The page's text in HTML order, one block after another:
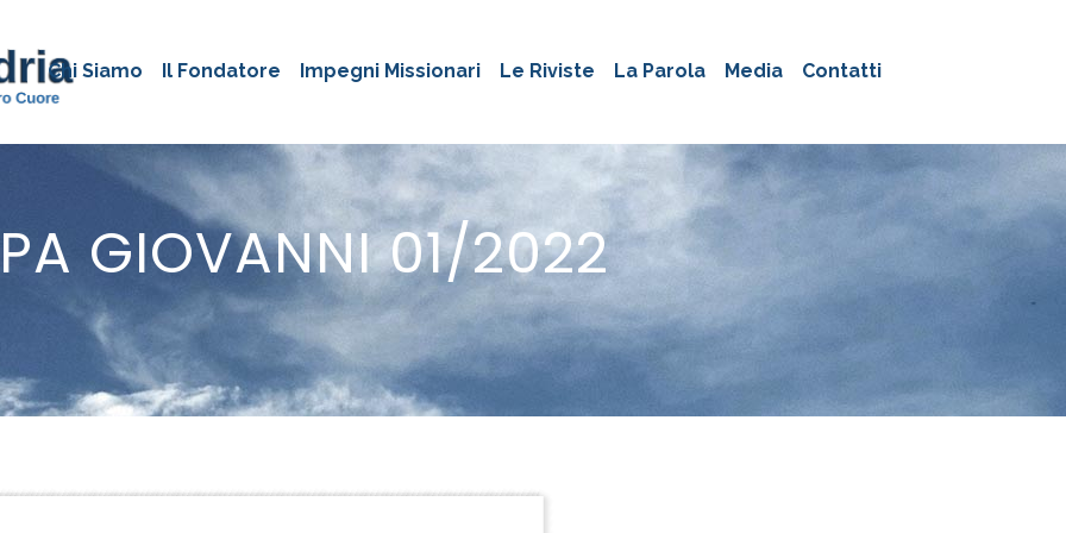
Chi Siamo Il Fondatore Impegni Missionari Le Riviste La Parola Media Contatti
GIOVANNI 01/2022